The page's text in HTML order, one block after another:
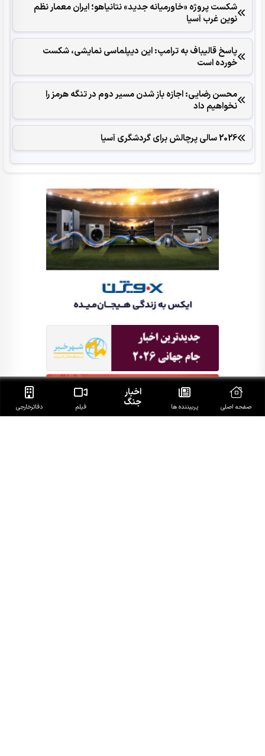
شکست پروژه «خاورمیانه جدید» نتانیاهو؛ ایران معمار نظم
نوین غرب آسیا
پاسخ قالیباف به ترامپ: این دیپلماسی نمایشی، شکست
خورده است
محسن رضایی: اجازه باز شدن مسیر دوم در تنگه هرمز را
نخواهیم داد
2026 سالی پرچالش برای گردشگری آسیا
صفحه اصلی پربیننده ها
اخبار
جنگ فیلم دفاتر‌خارجی